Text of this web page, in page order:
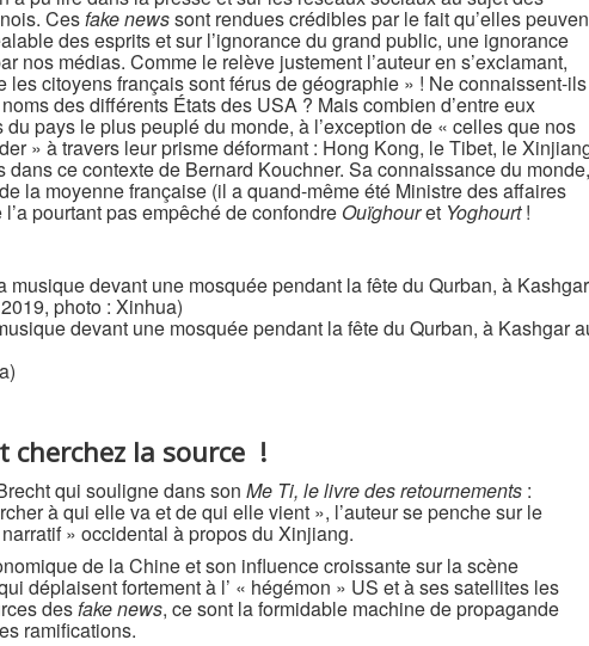
Cesfake newssont rendues crédibles par le fait qu’elles
des esprits et sur l’ignorance du grand public, une ignorance
nos médias. Comme le relève justement l’auteur en s’exclamant,
les citoyens français sont férus de géographie » ! Ne connaissent-ils
des différents États des USA ? Mais combien d’entre eux
pays le plus peuplé du monde, à l’exception de « celles que nos
» à travers leur prisme déformant : Hong Kong, le Tibet, le
dans ce contexte de Bernard Kouchner. Sa connaissance du monde,
la moyenne française (il a quand-même été Ministre des affaires
pourtant pas empêché de confondre Ouïghouret Yoghourt!
devant une mosquée pendant la fête du Qurban, à Kashgar
cherchez la source !
qui souligne dans son Me Ti, le livre des retournements :
à qui elle va et de qui elle vient », l’auteur se penche sur le
» occidental à propos du Xinjiang.
de la Chine et son influence croissante sur la scène
déplaisent fortement à l’ « hégémon » US et à ses satellites les
desfake news, ce sont la formidable machine de propagande
ramifications.